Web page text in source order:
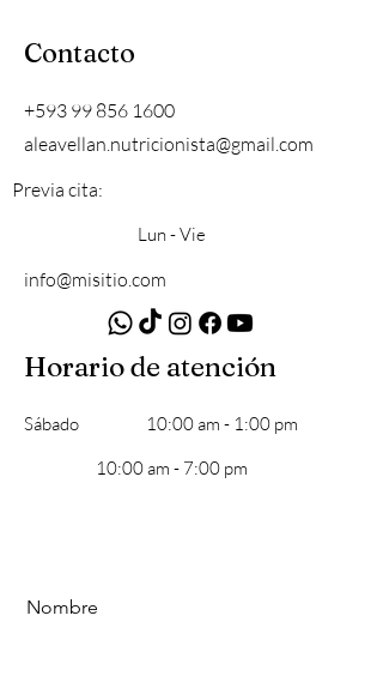
Contacto
+593 99 856 1600
aleavellan.nutricionista@gmail.com
Previa cita:
Lun - Vie
info@misitio.com
Horario de atención
​Sábado
10:00 am - 1:00 pm
10:00 am - 7:00 pm
Nombre